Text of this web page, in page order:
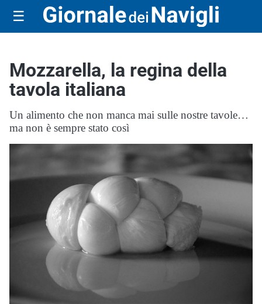
☰
Mozzarella, la regina della
tavola italiana
Un alimento che non manca mai sulle nostre tavole…
ma non è sempre stato così